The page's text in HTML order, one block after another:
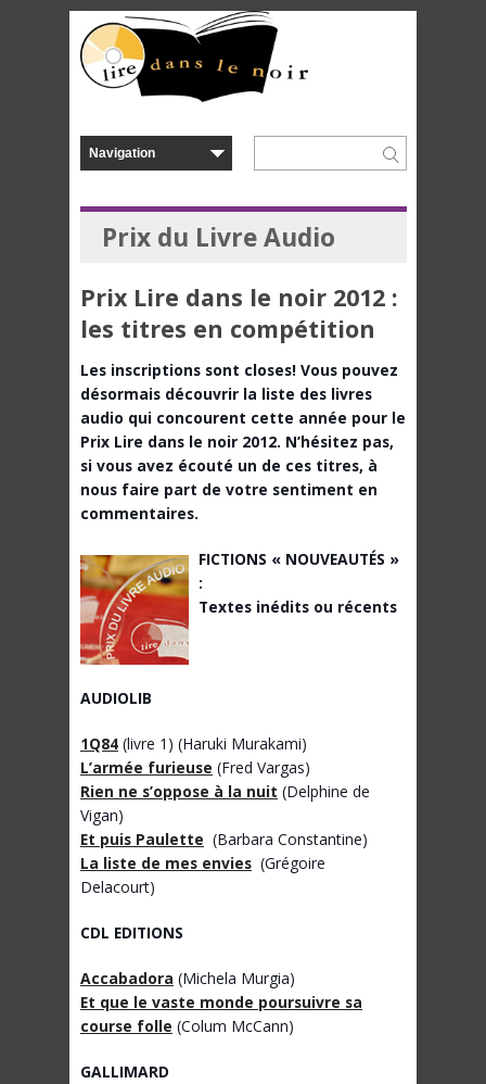
Prix du Livre Audio
Prix Lire dans le noir 2012 :
les titres en compétition
Les inscriptions sont closes! Vous pouvez
désormais découvrir la liste des livres
audio qui concourent cette année pour le
Prix Lire dans le noir 2012. N’hésitez pas,
si vous avez écouté un de ces titres, à
nous faire part de votre sentiment en
commentaires.
FICTIONS « NOUVEAUTÉS »
:
Textes inédits ou récents
AUDIOLIB
1Q84 (livre 1) (Haruki Murakami)
L’armée furieuse (Fred Vargas)
Rien ne s’oppose à la nuit (Delphine de
Vigan)
Et puis Paulette (Barbara Constantine)
La liste de mes envies (Grégoire
Delacourt)
CDL EDITIONS
Accabadora (Michela Murgia)
Et que le vaste monde poursuivre sa
course folle (Colum McCann)
GALLIMARD